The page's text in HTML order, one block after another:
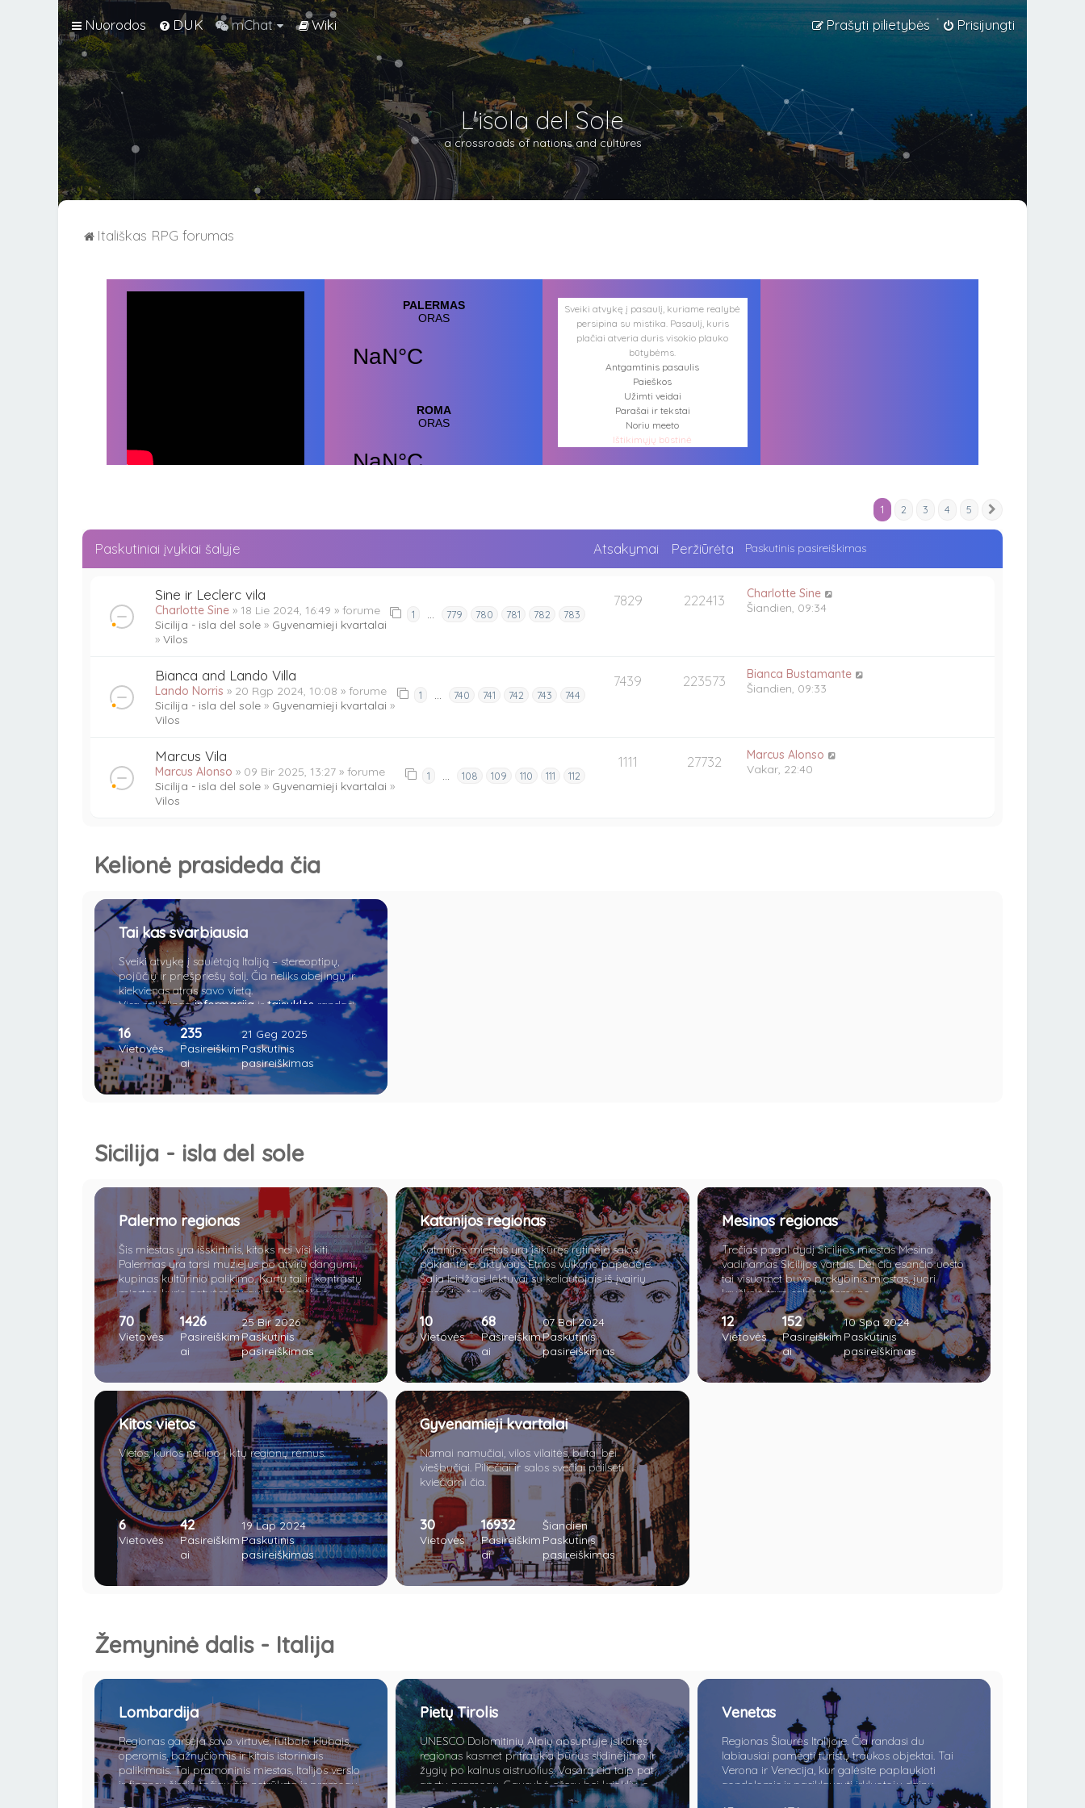
Nuorodos DUK mChat Wiki Prisijungti
Prašyti pilietybės
L'isola del Sole
a crossroads of nations and cultures
Itališkas RPG forumas
Sveiki atvykę į pasaulį, kuriame realybė
persipina su mistika. Pasaulį, kuris
plačiai atveria duris visokio plauko
būtybėms.
Antgamtinis pasaulis
Paieškos
Užimti veidai
Parašai ir tekstai
Noriu meeto
Ištikimųjų būstinė
1 2 3 4 5
Paskutiniai įvykiai šalyje Atsakymai Peržiūrėta Paskutinis pasireiškimas
Sine ir Leclerc vila
1 … 779 780 781 782 783
Charlotte Sine » 18 Lie 2024, 16:49 » forume
Sicilija - isla del sole » Gyvenamieji kvartalai
» Vilos
7829 222413
Charlotte Sine
Šiandien, 09:34
Bianca and Lando Villa
1 … 740 741 742 743 744
Lando Norris » 20 Rgp 2024, 10:08 » forume
Sicilija - isla del sole » Gyvenamieji kvartalai »
Vilos
7439 223573
Bianca Bustamante
Šiandien, 09:33
Marcus Vila
1 … 108 109 110 111 112
Marcus Alonso » 09 Bir 2025, 13:27 » forume
Sicilija - isla del sole » Gyvenamieji kvartalai »
Vilos
1111 27732
Marcus Alonso
Vakar, 22:40
Kelionė prasideda čia
Tai kas svarbiausia
Sveiki atvykę į saulėtąją Italiją – stereoptipų,
pojūčių ir priešpriešų šalį. Čia neliks abejingų ir
kiekvienas atras savo vietą.
Visa reikalingainformacija ir taisyklės randasi
16
Vietovės
235
Pasireiškim
ai
21 Geg 2025
Paskutinis
pasireiškimas
Sicilija - isla del sole
Palermo regionas
Šis miestas yra išskirtinis, kitoks nei visi kiti.
Palermas yra tarsi muziejus po atviru dangumi,
kupinas kultūrinio palikimo. Kartu tai ir kontrastų
miestas, kurio gatvėse vyrauja chaotiškas
eismas. Palermo turgeliai vilioja įvairiausiomis
gėrybėmis, o gatvės, nors ir nuolat kupinos
triukšmo ir eismo dalyvių, taip pat stebina
didingais istoriniais pastatais. Naktimis čia
užverda tikrasis gyvenimas - jaunimas
šturmuoja gatves, klubus ar kavines. Ne gana to,
miestas saugo ir daugelį paslapčių, viena iš jų -
stambiosios mafijos grupuotės. Čia visko tiek
daug, kad net vietiniai gyventojai sugeba atrasti
vis kažką naujo.
70
Vietovės
1426
Pasireiškim
ai
25 Bir 2026
Paskutinis
pasireiškimas
Katanijos regionas
Katanijos miestas yra įsikūręs rytinėje salos
pakrantėje, aktyvaus Etnos vulkano papėdėje.
Šalia leidžiasi lėktuvai su keliautojais iš įvairių
pasaulio šalių.
10
Vietovės
68
Pasireiškim
ai
07 Bal 2024
Paskutinis
pasireiškimas
Mesinos regionas
Trečias pagal dydį Sicilijos miestas Mesina
vadinamas Sicilijos vartais. Dėl čia esančio uosto
tai visuomet buvo prekybinis miestas, judri
kryžkelė tarp salos ir žemyno.
12
Vietovės
152
Pasireiškim
ai
10 Spa 2024
Paskutinis
pasireiškimas
Kitos vietos
Vietos, kurios netilpo į kitų regionų rėmus.
6
Vietovės
42
Pasireiškim
ai
19 Lap 2024
Paskutinis
pasireiškimas
Gyvenamieji kvartalai
Namai namučiai, vilos vilaitės, butai bei
viešbučiai. Piliečiai ir salos svečiai pailsėti
kviečiami čia.
30
Vietovės
16932
Pasireiškim
ai
Šiandien
Paskutinis
pasireiškimas
Žemyninė dalis - Italija
Lombardija
Regionas garsėja savo virtuve, futbolo klubais,
operomis, bažnyčiomis ir kitais istoriniais
palikimais. Tai pramoninis miestas, Italijos verslo
ir finansų širdis, tačiau čia netrūksta ir pramogų,
naktinių klubų, parduotuvių bei restoranų.
Pietų Tirolis
UNESCO Dolomitinių Alpių apsuptyje įsikūręs
regionas kasmet pritraukia būrius slidinėjimo ir
žygių po kalnus aistruolius. Vasarą čia taip pat
apstu pramogų. Gausybė ežerų bei krioklių, o
vietomis net piramidžių. Apsilankę sostinėje
Venetas
Regionas Šiaurės Italijoje. Čia randasi du
labiausiai pamėgti turistų traukos objektai. Tai
Verona ir Venecija, kur galėsite paplaukioti
gondolomis ir pasiklausyti irkluotojų dainų,
pasimėgauti nuostabiu vietos maistu jaukiame